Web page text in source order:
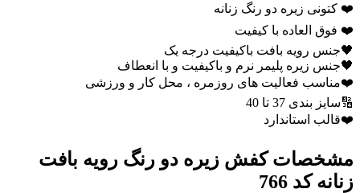
❤️ کتونی زیره دو رنگ زنانه
❤️ فوق العاده با کیفیت
🖤جنس رویه بافت باکیفیت درجه یک
🖤جنس زیره پلیمر نرم و باکیفیت و با انعطاف
❤️مناسب فعالیت های روزمره ، محل کار و ورزشی
🔢سایز بندی 37 تا 40
❤️قالب استاندارد
مشخصاتکفش زیره دو رنگ رویه بافت
زنانه کد 766